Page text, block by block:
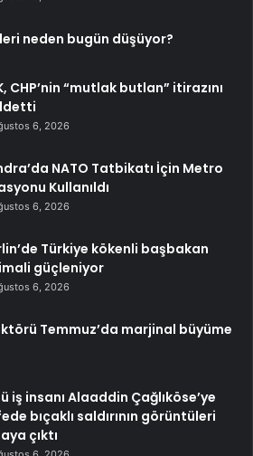
neden bugün düşüyor?
CHP’nin “mutlak butlan” itirazını
6, 2026
NATO Tatbikatı İçin Metro
Kullanıldı
6, 2026
Türkiye kökenli başbakan
güçleniyor
6, 2026
Temmuz’da marjinal büyüme
iş insanı Alaaddin Çağlıköse’ye
bıçaklı saldırının görüntüleri
çıktı